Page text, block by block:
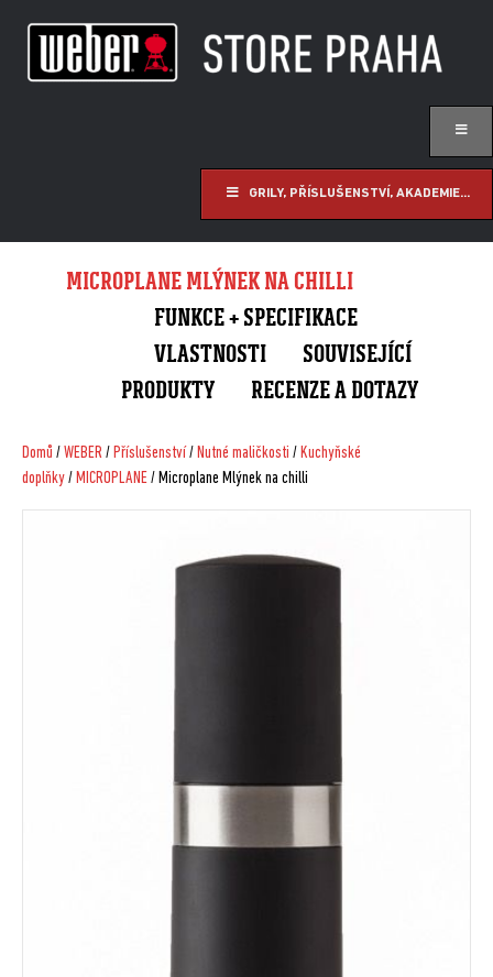
GRILY, PŘÍSLUŠENSTVÍ, AKADEMIE...
MICROPLANE MLÝNEK NA CHILLI
FUNKCE + SPECIFIKACE
VLASTNOSTI
SOUVISEJÍCÍ
PRODUKTY
RECENZE A DOTAZY
Domů /WEBER/ Příslušenství/ Nutné maličkosti / Kuchyňské
doplňky/ MICROPLANE/ Microplane Mlýnek na chilli